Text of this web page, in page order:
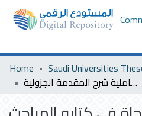
Home
تعقبات اللورقي للنحاة في كتابه المباحث الكاملية شرح المقدمة الجزولية